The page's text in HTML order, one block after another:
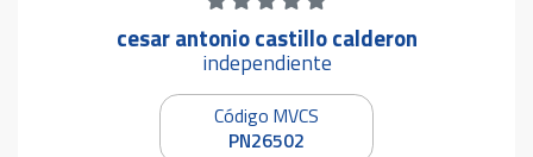
cesar antonio castillo calderon
independiente
Código MVCS
PN26502